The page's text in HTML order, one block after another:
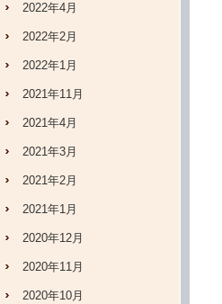
2022年4月
2022年2月
2022年1月
2021年11月
2021年4月
2021年3月
2021年2月
2021年1月
2020年12月
2020年11月
2020年10月